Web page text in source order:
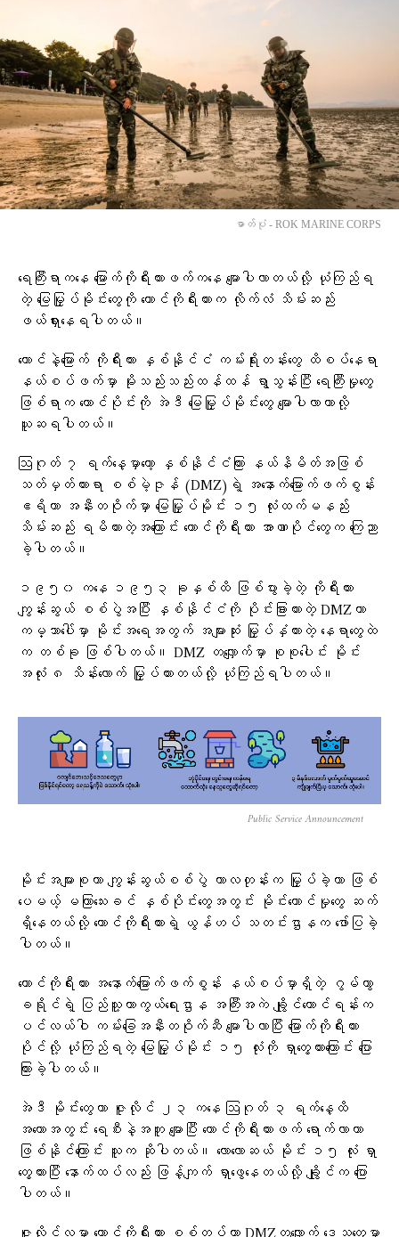
ဓာတ်ပုံ - ROK MARINE CORPS
ရေကြီးရာကနေ မြောက်ကိုရီးယားဖက်ကနေ မျောပါလာတယ်လို့ ယုံကြည်ရ
တဲ့ မြေမြှုပ်မိုင်းတွေကို တောင်ကိုရီးယားက လိုက်လံ သိမ်းဆည်း
ဖယ်ရှားနေရပါတယ်။
တောင်နဲ့မြောက် ကိုရီးယား နှစ်နိုင်ငံ ကမ်းရိုးတန်းတွေ ထိစပ်နေရာ
နယ်စပ်ဖက်မှာ မိုးသည်းသည်းထန်ထန် ရွာသွန်းပြီး ရေကြီးမှုတွေ
ဖြစ်ရာက တောင်ပိုင်းကို အဲဒီ မြေမြှုပ်မိုင်းတွေ မျောပါလာတာလို့
ယူဆရပါတယ်။
ဩဂုတ် ၇ ရက်နေ့မှာတော့ နှစ်နိုင်ငံကြား နယ်နိမိတ်အဖြစ်
သတ်မှတ်ထားရာ စစ်မဲ့ဇုန် (DMZ)ရဲ့ အနောက်မြောက်ဖက်စွန်း
ဧရိယာ အနီးတဝိုက်မှာ မြေမြှုပ်မိုင်း ၁၅ လုံးထက်မနည်း
သိမ်းဆည်း ရမိထားတဲ့အကြောင်း တောင်ကိုရီးယား အာဏာပိုင်တွေက ကြေညာ
ခဲ့ပါတယ်။
၁၉၅၀ ကနေ ၁၉၅၃ ခုနှစ်ထိ ဖြစ်ပွားခဲ့တဲ့ ကိုရီးယား
ကျွန်းဆွယ် စစ်ပွဲအပြီး နှစ်နိုင်ငံကို ပိုင်းခြားထားတဲ့ DMZဟာ
ကမ္ဘာပေါ်မှာ မိုင်းအရေအတွက် အများဆုံး မြှုပ်နှံထားတဲ့ နေရာတွေထဲ
က တစ်ခု ဖြစ်ပါတယ်။ DMZ တလျှောက်မှာ စုစုပေါင်း မိုင်း
အလုံး ၈ သိန်းလောက် မြှုပ်ထားတယ်လို့ ယုံကြည်ရပါတယ်။
Public Service Announcement
မိုင်းအများစုဟာ ကျွန်းဆွယ်စစ်ပွဲ ကာလတုန်းက မြှုပ်ခဲ့တာ ဖြစ်
ပေမယ့် မကြာသေးခင် နှစ်ပိုင်းတွေအတွင်း မိုင်းထောင်မှုတွေ ဆက်
ရှိနေတယ်လို့ တောင်ကိုရီးယားရဲ့ ယွန်ဟပ် သတင်းဌာနက ဖော်ပြခဲ့
ပါတယ်။
တောင်ကိုရီးယား အနောက်မြောက်ဖက်စွန်း နယ်စပ်မှာရှိတဲ့ ဂွမ်ဟွာ
ခရိုင်ရဲ့ ပြည်သူ့ကာကွယ်ရေးဌာန အကြီးအကဲ ချွိုင်ယောင်ရန်းက
ပင်လယ်ဝါ ကမ်းခြေအနီးတဝိုက်ဆီ မျောပါလာပြီး မြောက်ကိုရီးယား
ပိုင်လို့ ယုံကြည်ရတဲ့ မြေမြှုပ်မိုင်း ၁၅ လုံးကို ရှာတွေ့ထားကြောင်း ပြော
ကြားခဲ့ပါတယ်။
အဲဒီ မိုင်းတွေဟာ ဇူလိုင် ၂၃ ကနေ ဩဂုတ် ၃ ရက်နေ့ထိ
အတောအတွင်း ရေစီးနဲ့အတူ မျောပြီး တောင်ကိုရီးယားဖက် ရောက်လာတာ
ဖြစ်နိုင်ကြောင်း သူက ဆိုပါတယ်။ လောလောဆယ် မိုင်း ၁၅ လုံး ရှာ
တွေ့ထားပြီး နောက်ထပ်လည်း ဖြန့်ကျက် ရှာဖွေနေတယ်လို့ ချွိုင်က ပြော
ပါတယ်။